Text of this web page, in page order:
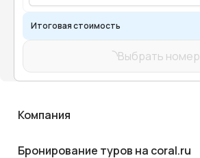
Итоговая стоимость
Выбрать номер
Компания
Бронирование туров на coral.ru